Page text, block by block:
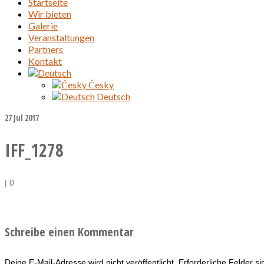
Wir bieten
Galerie
Veranstaltungen
Partners
Kontakt
Česky
Deutsch
27 Jul 2017
IFF_1278
| 0
Schreibe einen Kommentar
Deine E-Mail-Adresse wird nicht veröffentlicht. Erforderliche Felder